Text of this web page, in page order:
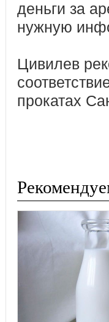
деньги за
нужную
Цивилев
прокатах